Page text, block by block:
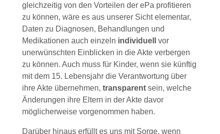
gleichzeitig von den Vorteilen der ePa profitieren
zu können, wäre es aus unserer Sicht elementar,
Daten zu Diagnosen, Behandlungen und
Medikationen auch einzeln individuell
vor
unerwünschten Einblicken in die Akte verbergen
zu können. Auch muss für Kinder, wenn sie künftig
mit dem 15. Lebensjahr die Verantwortung über
ihre Akte übernehmen, transparent sein, welche
Änderungen ihre Eltern in der Akte davor
möglicherweise vorgenommen haben.
Darüber hinaus erfüllt es uns mit Sorge, wenn